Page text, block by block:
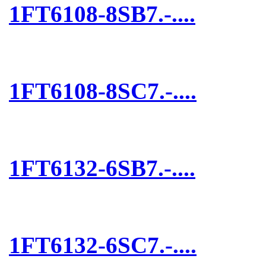
1FT6108-8SB7.-....
1FT6108-8SC7.-....
1FT6132-6SB7.-....
1FT6132-6SC7.-....